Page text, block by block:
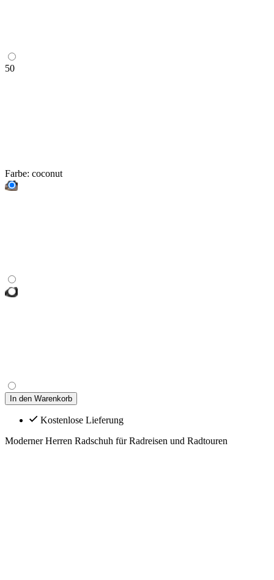
50
Farbe: coconut
In den Warenkorb
Kostenlose Lieferung
Moderner Herren Radschuh für Radreisen und Radtouren